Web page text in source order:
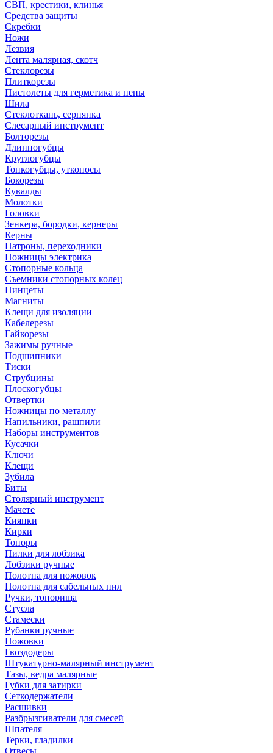
СВП, крестики, клинья
Средства защиты
Скребки
Ножи
Лезвия
Лента малярная, скотч
Стеклорезы
Плиткорезы
Пистолеты для герметика и пены
Шила
Стеклоткань, серпянка
Слесарный инструмент
Болторезы
Длинногубцы
Круглогубцы
Тонкогубцы, утконосы
Бокорезы
Кувалды
Молотки
Головки
Зенкера, бородки, кернеры
Керны
Патроны, переходники
Ножницы электрика
Стопорные кольца
Съемники стопорных колец
Пинцеты
Магниты
Клещи для изоляции
Кабелерезы
Гайкорезы
Зажимы ручные
Подшипники
Тиски
Струбцины
Плоскогубцы
Отвертки
Ножницы по металлу
Напильники, рашпили
Наборы инструментов
Кусачки
Ключи
Клещи
Зубила
Биты
Столярный инструмент
Мачете
Киянки
Кирки
Топоры
Пилки для лобзика
Лобзики ручные
Полотна для ножовок
Полотна для сабельных пил
Ручки, топорища
Стусла
Стамески
Рубанки ручные
Ножовки
Гвоздодеры
Штукатурно-малярный инструмент
Тазы, ведра малярные
Губки для затирки
Сеткодержатели
Расшивки
Разбрызгиватели для смесей
Шпателя
Терки, гладилки
Отвесы